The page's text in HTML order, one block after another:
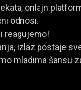
onlajn
odnosi.
reagujemo!
izlaz postaje
mladima šansu